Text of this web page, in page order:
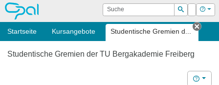
OPAL Suche
Suchen
Login Hilfe
Startseite Kursangebote Studentische Gremien d...
Tab
Studentische Gremien der TU Bergakademie Freiberg
Hilfe